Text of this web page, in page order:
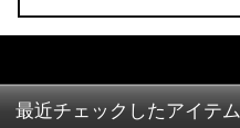
最近チェックしたアイテム